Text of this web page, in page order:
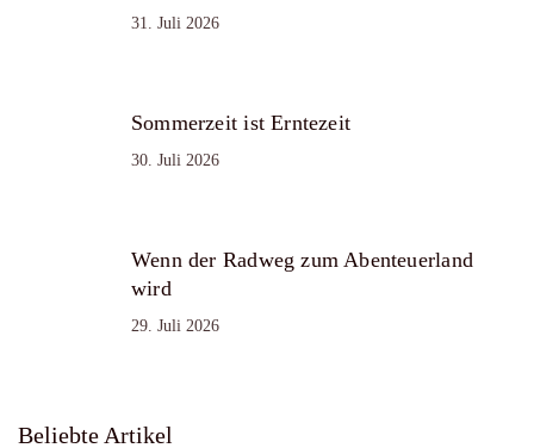
31. Juli 2026
Sommerzeit ist Erntezeit
30. Juli 2026
Wenn der Radweg zum Abenteuerland
wird
29. Juli 2026
Beliebte Artikel